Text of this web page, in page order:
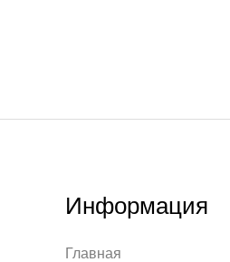
Информация
Главная